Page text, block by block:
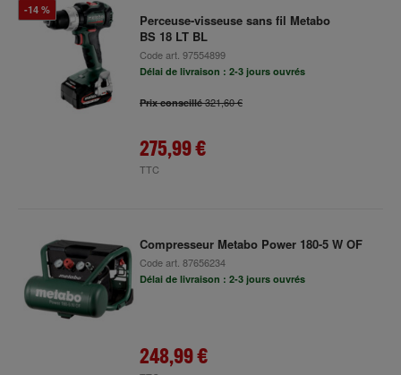
-14 %
Perceuse-visseuse sans fil Metabo
BS 18 LT BL
Code art. 97554899
Délai de livraison : 2-3 jours ouvrés
Prix conseillé321,60 €
275,99 €
TTC
Compresseur Metabo Power 180-5 W OF
Code art. 87656234
Délai de livraison : 2-3 jours ouvrés
248,99 €